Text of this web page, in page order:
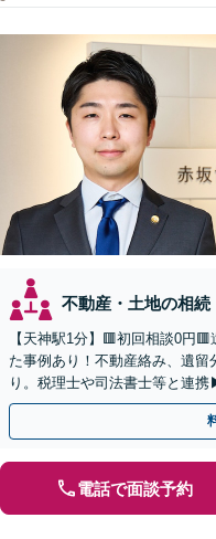
不動産・土地の相続
【天神駅1分】🟥初回相談0円
た事例あり！不動産絡み、遺
り。税理士や司法書士等と連
不動産会社と連携し無料査定&
電話で面談予約